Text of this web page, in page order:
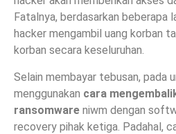
Fatalnya, berdasarkan beberapa
hacker mengambil uang korban
korban secara keseluruhan.
Selain membayar tebusan, pada
menggunakan cara
ransomware niwm dengan
recovery pihak ketiga. Padahal,